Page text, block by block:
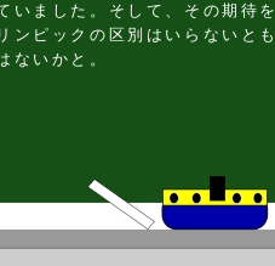
いました。そして、その期待を
ンピックの区別はいらないとも
いかと。